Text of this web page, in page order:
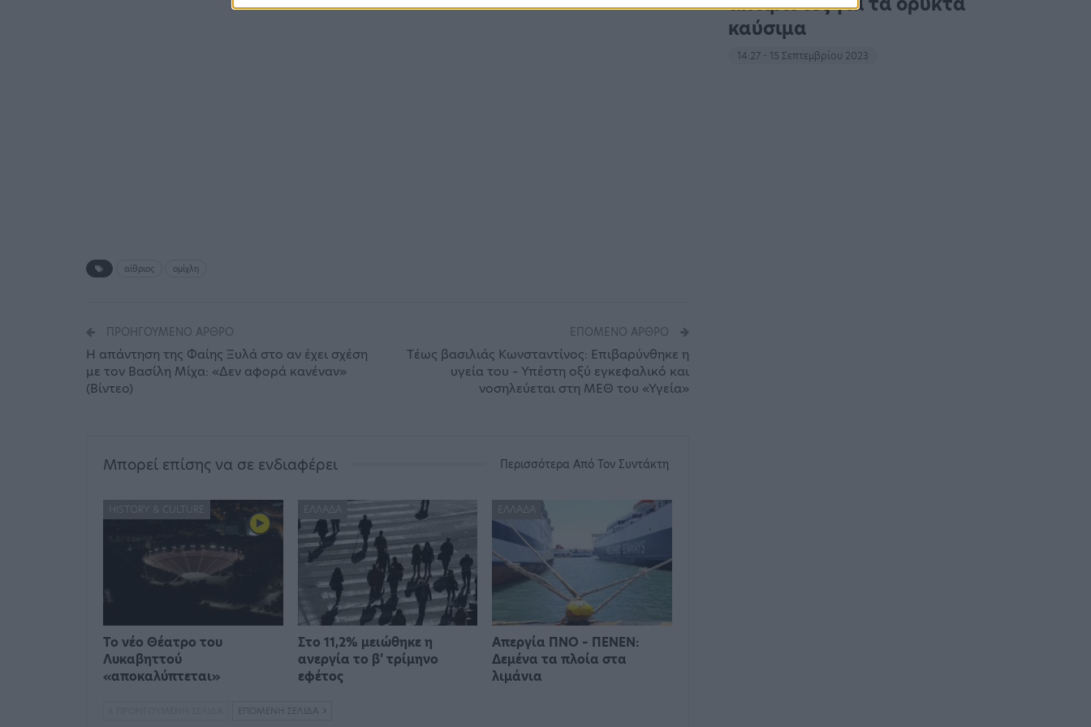
αίθριος ομίχλη
ΠΡΟΗΓΟΎΜΕΝΟ ΆΡΘΡΟ
Η απάντηση της Φαίης Ξυλά στο αν έχει σχέση
με τον Βασίλη Μίχα: «Δεν αφορά κανέναν»
(Βίντεο)
ΕΠΌΜΕΝΟ ΆΡΘΡΟ
Tέως βασιλιάς Κωνσταντίνος: Επιβαρύνθηκε η
υγεία του – Υπέστη οξύ εγκεφαλικό και
νοσηλεύεται στη ΜΕΘ του «Υγεία»
Μπορεί επίσης να σε ενδιαφέρει Περισσότερα Από Τον Συντάκτη
HISTORY & CULTURE
Το νέο Θέατρο του
Λυκαβηττού
«αποκαλύπτεται»
ΕΛΛΆΔΑ
Στο 11,2% μειώθηκε η
ανεργία το β’ τρίμηνο
εφέτος
ΕΛΛΆΔΑ
Απεργία ΠΝΟ – ΠΕΝΕΝ:
Δεμένα τα πλοία στα
λιμάνια
ΕΠΌΜΕΝΗ ΣΕΛΊΔΑ
καύσιμα
14:27 - 15 Σεπτεμβρίου 2023